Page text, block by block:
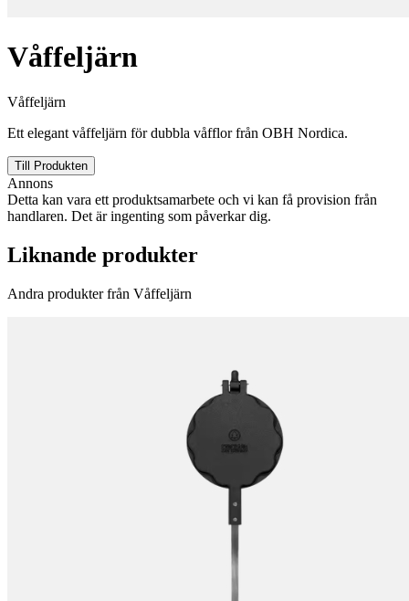
Våffeljärn
Våffeljärn
Ett elegant våffeljärn för dubbla våfflor från OBH Nordica.
Till Produkten
Annons
Detta kan vara ett produktsamarbete och vi kan få provision från
handlaren. Det är ingenting som påverkar dig.
Liknande produkter
Andra produkter från Våffeljärn